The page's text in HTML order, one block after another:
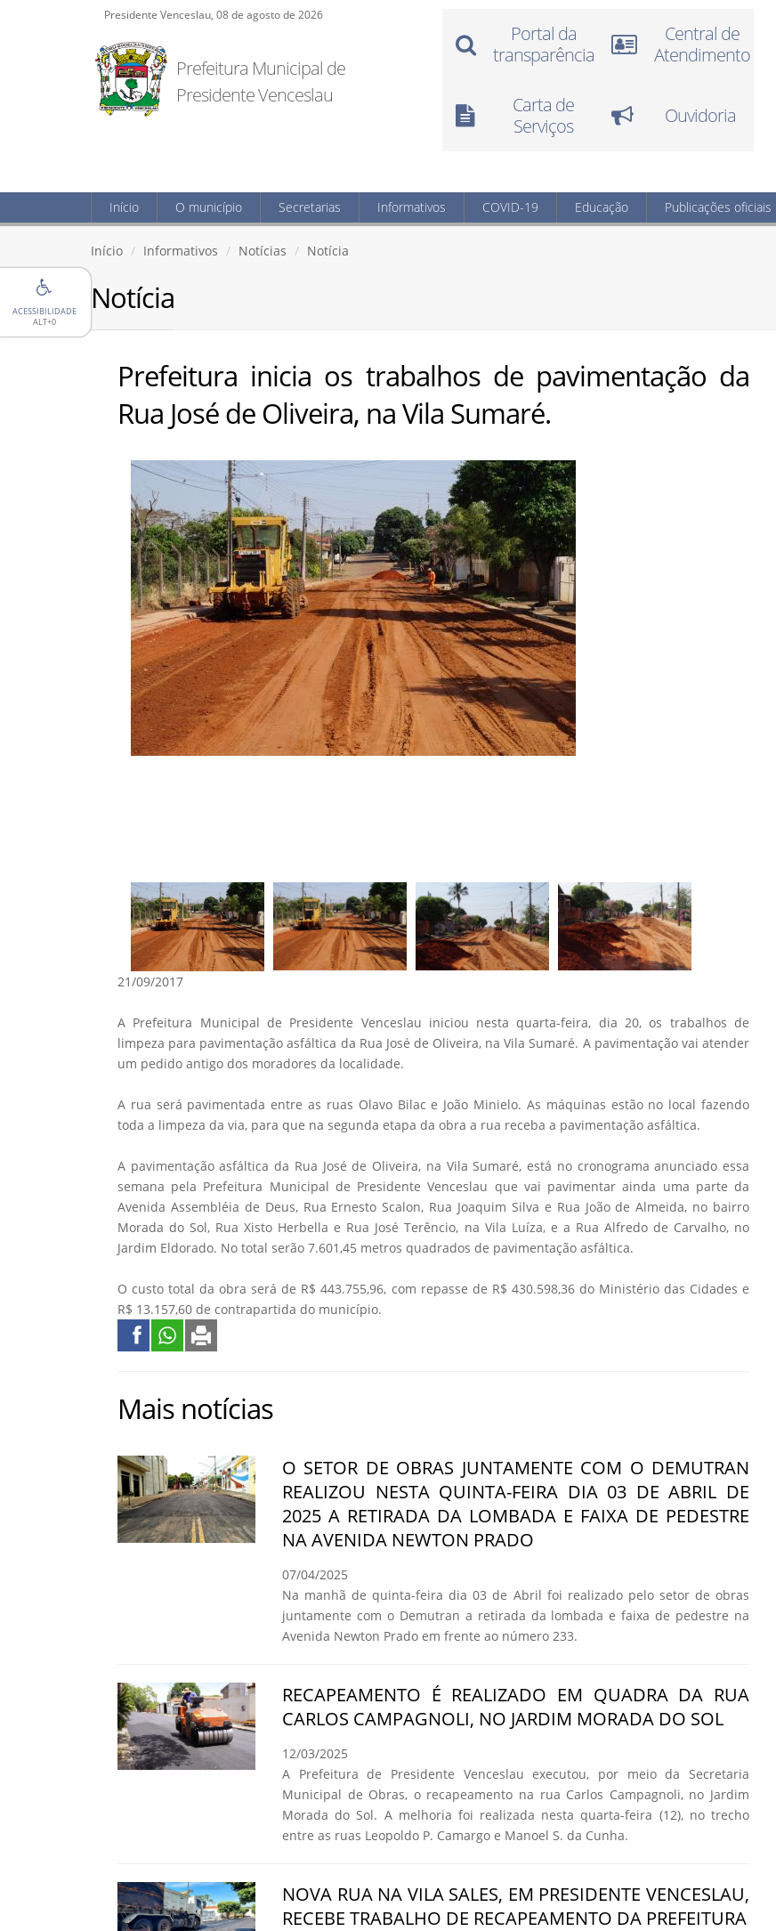
ACESSIBILIDADE
ALT+0
Presidente Venceslau, 08 de agosto de 2026
Prefeitura Municipal de
Presidente Venceslau
Portal da
transparência
Central de
Atendimento
Carta de
Serviços
Ouvidoria
Início O município Secretarias Informativos COVID-19 Educação Publicações oficiais
Início Informativos Notícias Notícia
Notícia
Prefeitura inicia os trabalhos de pavimentação da
Rua José de Oliveira, na Vila Sumaré.
21/09/2017
A Prefeitura Municipal de Presidente Venceslau iniciou nesta quarta-feira, dia 20, os trabalhos de
limpeza para pavimentação asfáltica da Rua José de Oliveira, na Vila Sumaré. A pavimentação vai atender
um pedido antigo dos moradores da localidade.
A rua será pavimentada entre as ruas Olavo Bilac e João Minielo. As máquinas estão no local fazendo
toda a limpeza da via, para que na segunda etapa da obra a rua receba a pavimentação asfáltica.
A pavimentação asfáltica da Rua José de Oliveira, na Vila Sumaré, está no cronograma anunciado essa
semana pela Prefeitura Municipal de Presidente Venceslau que vai pavimentar ainda uma parte da
Avenida Assembléia de Deus, Rua Ernesto Scalon, Rua Joaquim Silva e Rua João de Almeida, no bairro
Morada do Sol, Rua Xisto Herbella e Rua José Terêncio, na Vila Luíza, e a Rua Alfredo de Carvalho, no
Jardim Eldorado. No total serão 7.601,45 metros quadrados de pavimentação asfáltica.
O custo total da obra será de R$ 443.755,96, com repasse de R$ 430.598,36 do Ministério das Cidades e
R$ 13.157,60 de contrapartida do município.
Mais notícias
O SETOR DE OBRAS JUNTAMENTE COM O DEMUTRAN
REALIZOU NESTA QUINTA-FEIRA DIA 03 DE ABRIL DE
2025 A RETIRADA DA LOMBADA E FAIXA DE PEDESTRE
NA AVENIDA NEWTON PRADO
07/04/2025
Na manhã de quinta-feira dia 03 de Abril foi realizado pelo setor de obras
juntamente com o Demutran a retirada da lombada e faixa de pedestre na
Avenida Newton Prado em frente ao número 233.
RECAPEAMENTO É REALIZADO EM QUADRA DA RUA
CARLOS CAMPAGNOLI, NO JARDIM MORADA DO SOL
12/03/2025
A Prefeitura de Presidente Venceslau executou, por meio da Secretaria
Municipal de Obras, o recapeamento na rua Carlos Campagnoli, no Jardim
Morada do Sol. A melhoria foi realizada nesta quarta-feira (12), no trecho
entre as ruas Leopoldo P. Camargo e Manoel S. da Cunha.
NOVA RUA NA VILA SALES, EM PRESIDENTE VENCESLAU,
RECEBE TRABALHO DE RECAPEAMENTO DA PREFEITURA